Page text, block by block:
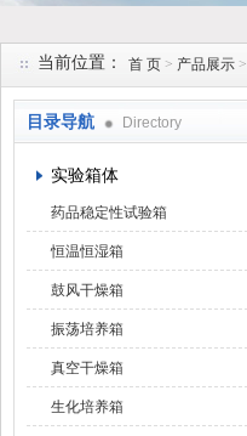
当前位置： 首 页 > 产品展示 >
目录导航 Directory
实验箱体
药品稳定性试验箱
恒温恒湿箱
鼓风干燥箱
振荡培养箱
真空干燥箱
生化培养箱